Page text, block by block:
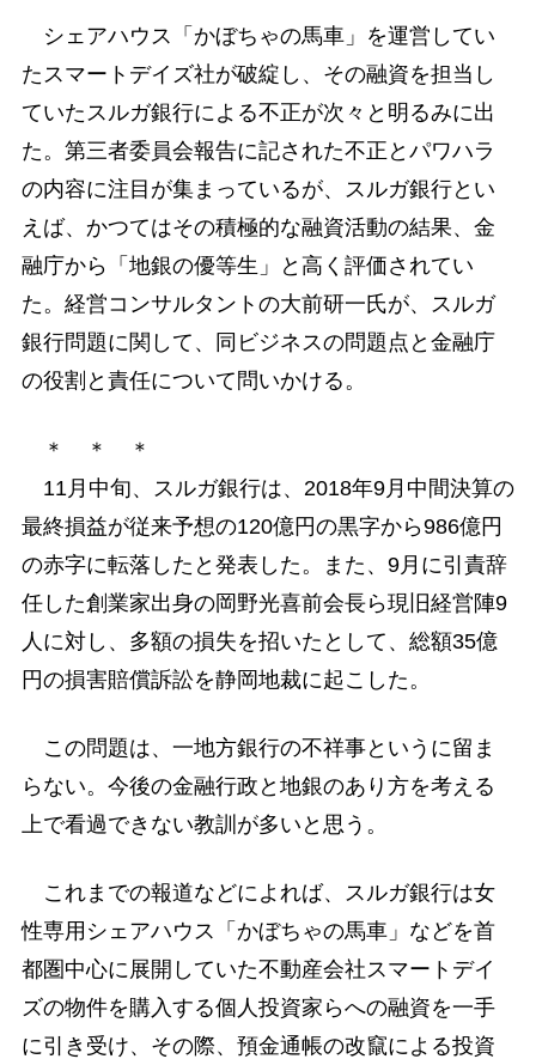
シェアハウス「かぼちゃの馬車」を運営してい
たスマートデイズ社が破綻し、その融資を担当し
ていたスルガ銀行による不正が次々と明るみに出
た。第三者委員会報告に記された不正とパワハラ
の内容に注目が集まっているが、スルガ銀行とい
えば、かつてはその積極的な融資活動の結果、金
融庁から「地銀の優等生」と高く評価されてい
た。経営コンサルタントの大前研一氏が、スルガ
銀行問題に関して、同ビジネスの問題点と金融庁
の役割と責任について問いかける。
＊ ＊ ＊
11月中旬、スルガ銀行は、2018年9月中間決算の
最終損益が従来予想の120億円の黒字から986億円
の赤字に転落したと発表した。また、9月に引責辞
任した創業家出身の岡野光喜前会長ら現旧経営陣9
人に対し、多額の損失を招いたとして、総額35億
円の損害賠償訴訟を静岡地裁に起こした。
この問題は、一地方銀行の不祥事というに留ま
らない。今後の金融行政と地銀のあり方を考える
上で看過できない教訓が多いと思う。
これまでの報道などによれば、スルガ銀行は女
性専用シェアハウス「かぼちゃの馬車」などを首
都圏中心に展開していた不動産会社スマートデイ
ズの物件を購入する個人投資家らへの融資を一手
に引き受け、その際、預金通帳の改竄による投資